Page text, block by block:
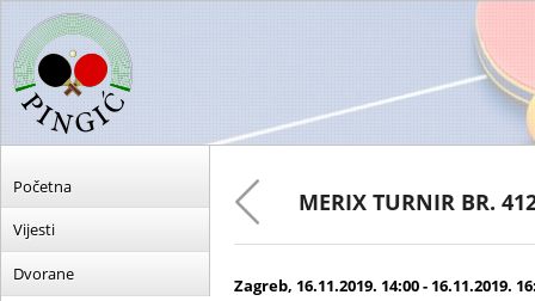
Početna
Vijesti
Dvorane
MERIX TURNIR BR.
Zagreb, 16.11.2019. 14:00 - 16.11.2019.